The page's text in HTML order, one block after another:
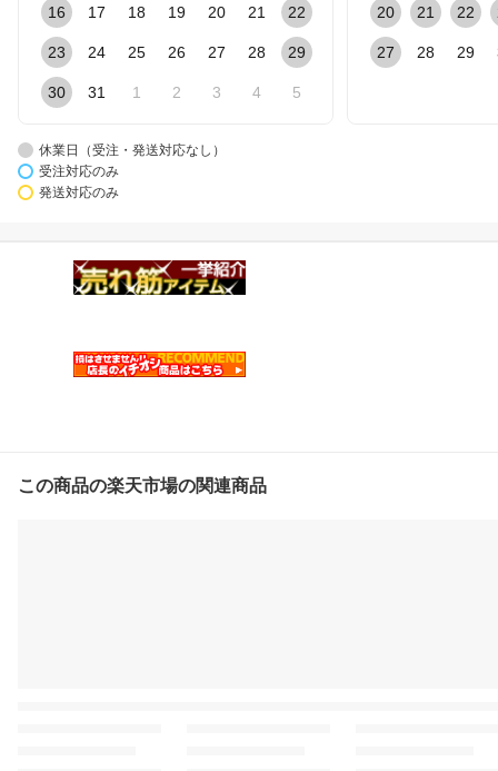
16 17 18 19 20 21 22
23 24 25 26 27 28 29
30 31 1 2 3 4 5
20 21 22
27 28 29
休業日（受注・発送対応なし）
受注対応のみ
発送対応のみ
この商品の楽天市場の関連商品